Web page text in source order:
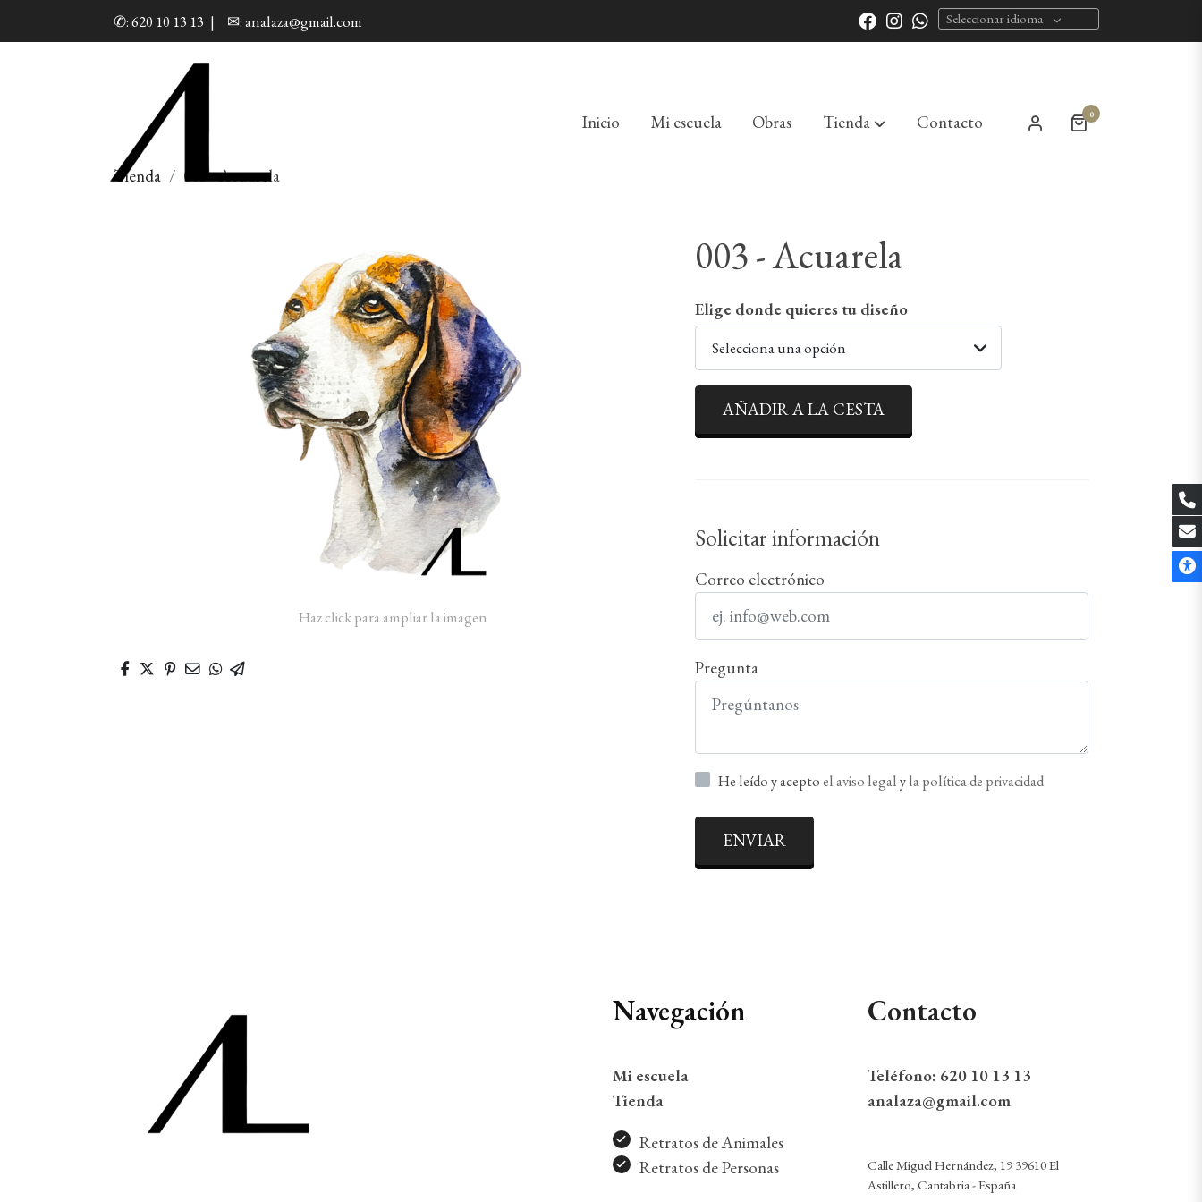
✆: 620 10 13 13 | ✉: analaza@gmail.com Seleccionar idioma
Inicio Mi escuela Obras Tienda Contacto 0
Tienda 003 - Acuarela
Haz click para ampliar la imagen
003 - Acuarela
Elige donde quieres tu diseño
Selecciona una opción
AÑADIR A LA CESTA
Solicitar información
Correo electrónico
Pregunta
He leído y aceptoel aviso legalyla política de privacidad
ENVIAR
Navegación
Mi escuela
Tienda
Retratos de Animales
Retratos de Personas
Contacto
Teléfono: 620 10 13 13
analaza@gmail.com
Calle Miguel Hernández, 19 39610 El
Astillero, Cantabria - España